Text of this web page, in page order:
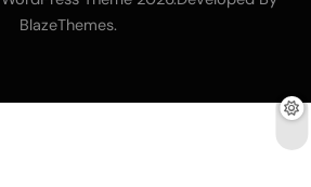
BlazeThemes.